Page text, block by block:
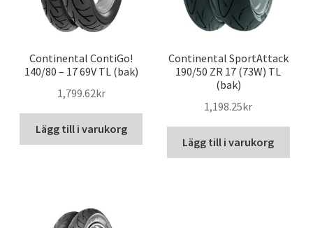
Continental ContiGo!
140/80 – 17 69V TL (bak)
1,799.62kr
Lägg till i varukorg
Continental SportAttack
190/50 ZR 17 (73W) TL
(bak)
1,198.25kr
Lägg till i varukorg